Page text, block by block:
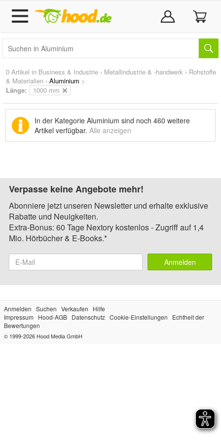
0 Artikel in Business & Industrie › Metallindustrie & -handwerk › Rohstoffe
& Materialien › Aluminium >
Länge:
1000 mm
In der Kategorie Aluminium sind noch 460 weitere
Artikel verfügbar. Alle anzeigen
Verpasse keine Angebote mehr!
Abonniere jetzt unseren Newsletter und erhalte exklusive
Rabatte und Neuigkeiten.
Extra-Bonus: 60 Tage Nextory kostenlos - Zugriff auf 1,4
Mio. Hörbücher & E-Books.*
Anmelden
Anmelden Suchen Verkaufen
Hilfe
Impressum
Hood-AGB Datenschutz Cookie-Einstellungen
Echtheit der
Bewertungen
© 1999-2026 Hood Media GmbH